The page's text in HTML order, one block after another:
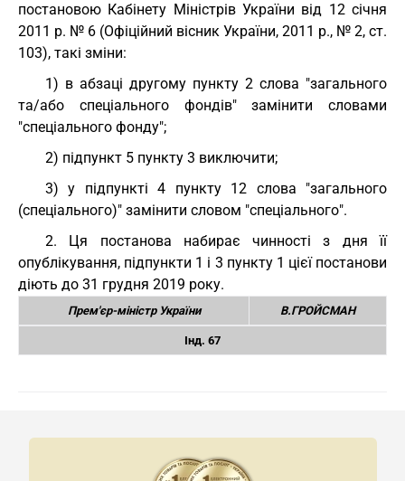
постановою Кабінету Міністрів України від 12 січня
2011 р. № 6 (Офіційний вісник України, 2011 р., № 2, ст.
103), такі зміни:
1) в абзаці другому пункту 2 слова "загального
та/або спеціального фондів" замінити словами
"спеціального фонду";
2) підпункт 5 пункту 3 виключити;
3) у підпункті 4 пункту 12 слова "загального
(спеціального)" замінити словом "спеціального".
2. Ця постанова набирає чинності з дня її
опублікування, підпункти 1 і 3 пункту 1 цієї постанови
діють до 31 грудня 2019 року.
Прем'єр-міністр України В.ГРОЙСМАН
Інд. 67